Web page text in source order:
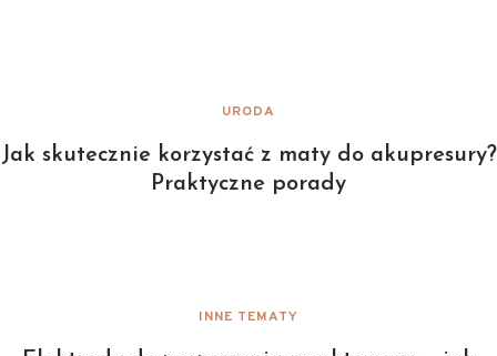
URODA
Jak skutecznie korzystać z maty do akupresury?
Praktyczne porady
INNE TEMATY